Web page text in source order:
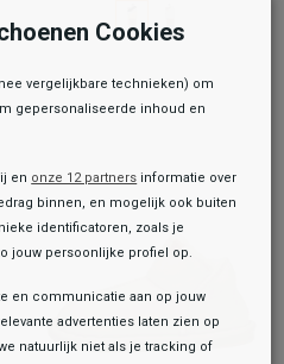
Cookies
vergelijkbare technieken) om
gepersonaliseerde inhoud en
en onze 12 partners informatie over
binnen, en mogelijk ook buiten
identificatoren, zoals je
jouw persoonlijke profiel op.
en communicatie aan op jouw
advertenties laten zien op
natuurlijk niet als je tracking of